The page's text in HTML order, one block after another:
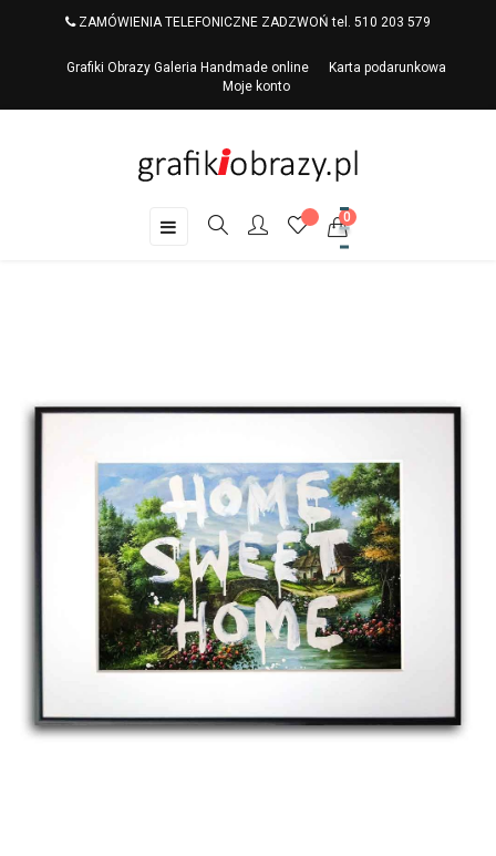
ZAMÓWIENIA TELEFONICZNE ZADZWOŃ tel. 510 203 579
Grafiki Obrazy Galeria Handmade online
Karta podarunkowa
Moje konto
Toggle
☰ 0